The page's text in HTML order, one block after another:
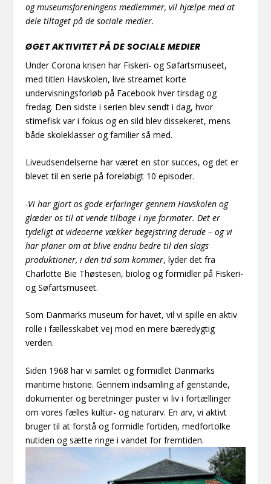
og museumsforeningens medlemmer, vil hjælpe med at
dele tiltaget på de sociale medier.
ØGET AKTIVITET PÅ DE SOCIALE MEDIER
Under Corona krisen har Fiskeri- og Søfartsmuseet,
med titlen Havskolen, live streamet korte
undervisningsforløb på Facebook hver tirsdag og
fredag. Den sidste i serien blev sendt i dag, hvor
stimefisk var i fokus og en sild blev dissekeret, mens
både skoleklasser og familier så med.
Liveudsendelserne har været en stor succes, og det er
blevet til en serie på foreløbigt 10 episoder.
-Vi har gjort os gode erfaringer gennem Havskolen og
glæder os til at vende tilbage i nye formater. Det er
tydeligt at videoerne vækker begejstring derude – og vi
har planer om at blive endnu bedre til den slags
produktioner, i den tid som kommer, lyder det fra
Charlotte Bie Thøstesen, biolog og formidler på Fiskeri-
og Søfartsmuseet.
Som Danmarks museum for havet, vil vi spille en aktiv
rolle i fællesskabet vej mod en mere bæredygtig
verden.
Siden 1968 har vi samlet og formidlet Danmarks
maritime historie. Gennem indsamling af genstande,
dokumenter og beretninger puster vi liv i fortællinger
om vores fælles kultur- og naturarv. En arv, vi aktivt
bruger til at forstå og formidle fortiden, medfortolke
nutiden og sætte ringe i vandet for fremtiden.